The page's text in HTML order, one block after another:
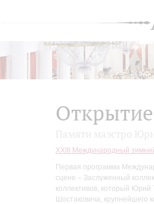
XXIII Международный
Первая программа
сцене – Заслуженный
коллективов, который
Шостаковича, крупнейшего